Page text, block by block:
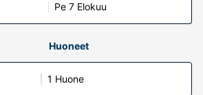
Pe 7 Elokuu
Huoneet
1 Huone